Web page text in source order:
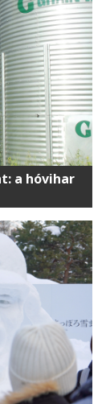
a hóvihar